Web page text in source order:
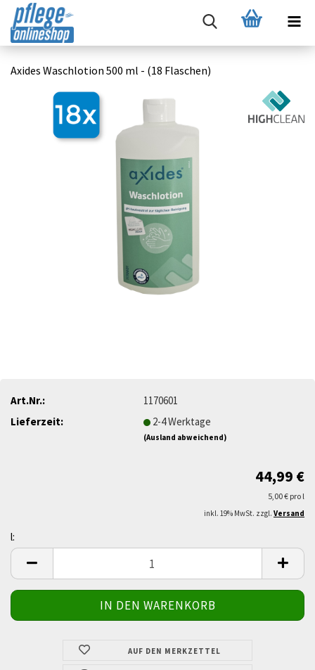
Axides Waschlotion 500 ml - (18 Flaschen)
Art.Nr.:
1170601
Lieferzeit:
2-4 Werktage
(Ausland abweichend)
44,99 €
5,00 € pro l
inkl. 19% MwSt. zzgl. Versand
l:
l
AUF DEN MERKZETTEL